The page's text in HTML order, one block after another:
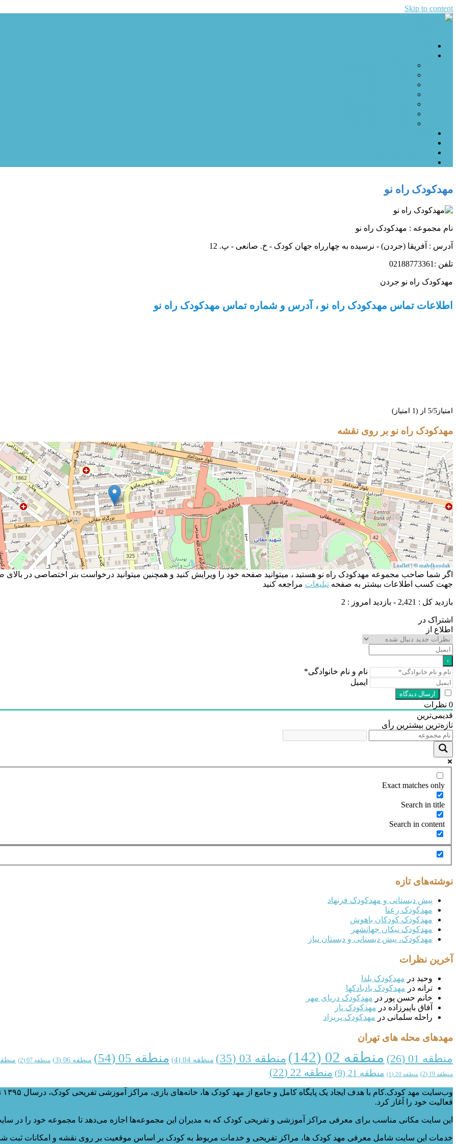
Skip to content
مهدکودک راه نو
نام مجموعه : مهدکودک راه نو
آدرس : آفریقا (جردن) - نرسیده به چهارراه جهان کودک - خ. صانعی - پ. 12
تلفن :02188773361
مهدکودک راه نو جردن
اطلاعات تماس مهدکودک راه نو ، آدرس و شماره تماس مهدکودک راه نو
امتیاز5/5 از (1 امتیاز)
مهدکودک راه نو بر روی نقشه
Leaflet|© mahdkoodak
اگر شما صاحب مجموعه مهدکودک راه نو هستید ، میتوانید صفحه خود را ویرایش کنید و همچنین میتوانید درخواست بنر اختصاصی در بالای
جهت کسب اطلاعات بیشتر به صفحه تبلیغات مراجعه کنید
بازدید کل : 2,421 - بازدید امروز : 2
اشتراک در
اطلاع از
نام و نام خانوادگی*
ایمیل
0 نظرات
قدیمی‌ترین
تازه‌ترین بیشترین رأی
Exact matches only
Search in title
Search in content
نوشته‌های تازه
پیش دبستانی و مهدکودک فرنهاد
مهدکودک رعنا
مهدکودک کودکان باهوش
مهدکودک نیکان جهانشهر
مهدکودک، پیش دبستانی و دبستان نیاز
آخرین نظرات
وحید در مهدکودک یلدا
ترانه در مهدکودک بادبادکها
خانم حسن پور در مهدکودک دریای مهر
آفاق باپیرزاده در مهدکودک ناز
راحله سلمانی در مهدکودک پریزاد
مهدهای محله های تهران
منطقه 01 (26) منطقه 02 (142) منطقه 03 (35) منطقه 04 (4) منطقه 05 (54) منطقه 06 (3) منطقه 07 (2) منطقه
منطقه 19 (2) منطقه 20 (1) منطقه 21 (9) منطقه 22 (22)
فعالیت خود را آغاز کرد.
این سایت مکانی مناسب برای معرفی مراکز آموزشی و تفریحی کودک که به مدیران این مجموعه‌ها اجازه می‌دهد تا مجموعه خود را در
خدمات این سایت شامل معرفی مهد کودک ها، مراکز تفریحی و خدمات مربوط به کودک بر اساس موقعیت بر روی نقشه و امکانات ثبت